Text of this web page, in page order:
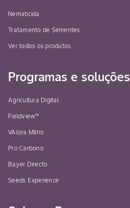
Nematicida
Tratamento de Sementes
Ver todos os produtos
Programas e soluções
Agricultura Digital
Fieldview™
VAlora Milho
Pro Carbono
Bayer Directo
Seeds Experience